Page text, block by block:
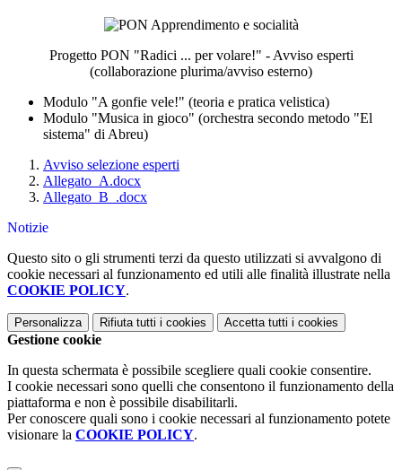
Progetto PON "Radici ... per volare!" - Avviso esperti
(collaborazione plurima/avviso esterno)
Modulo "A gonfie vele!" (teoria e pratica velistica)
Modulo "Musica in gioco" (orchestra secondo metodo "El
sistema" di Abreu)
Avviso selezione esperti
Allegato_A.docx
Allegato_B_.docx
Notizie
Questo sito o gli strumenti terzi da questo utilizzati si avvalgono di
cookie necessari al funzionamento ed utili alle finalità illustrate nella
COOKIE POLICY.
Personalizza Rifiuta tutti i cookies Accetta tutti i cookies
Gestione cookie
In questa schermata è possibile scegliere quali cookie consentire.
I cookie necessari sono quelli che consentono il funzionamento della
piattaforma e non è possibile disabilitarli.
Per conoscere quali sono i cookie necessari al funzionamento potete
visionare la COOKIE POLICY.